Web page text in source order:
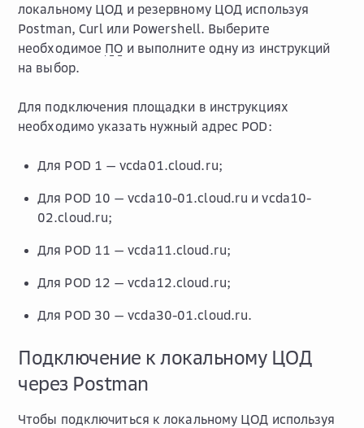
локальному ЦОД и резервному ЦОД используя
Postman, Curl или Powershell. Выберите
необходимое ПО и выполните одну из инструкций
на выбор.
Для подключения площадки в инструкциях
необходимо указать нужный адрес POD:
Для POD 1 — vcda01.cloud.ru;
Для POD 10 — vcda10-01.cloud.ru и vcda10-
02.cloud.ru;
Для POD 11 — vcda11.cloud.ru;
Для POD 12 — vcda12.cloud.ru;
Для POD 30 — vcda30-01.cloud.ru.
Подключение к локальному ЦОД
через Postman
Чтобы подключиться к локальному ЦОД используя